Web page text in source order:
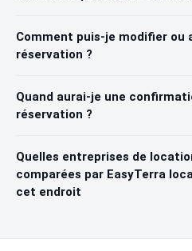
Comment puis-je modifier ou
réservation ?
Quand aurai-je une
réservation ?
Quelles entreprises de
comparées par EasyTerra
cet endroit